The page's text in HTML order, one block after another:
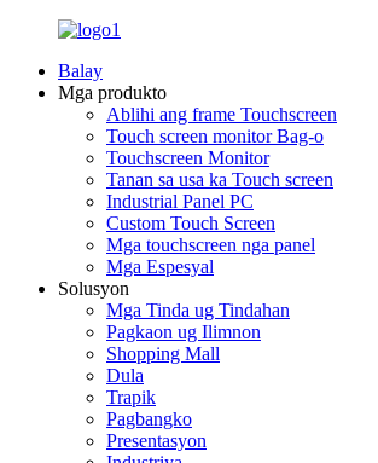
Balay
Mga produkto
Ablihi ang frame Touchscreen
Touch screen monitor Bag-o
Touchscreen Monitor
Tanan sa usa ka Touch screen
Industrial Panel PC
Custom Touch Screen
Mga touchscreen nga panel
Mga Espesyal
Solusyon
Mga Tinda ug Tindahan
Pagkaon ug Ilimnon
Shopping Mall
Dula
Trapik
Pagbangko
Presentasyon